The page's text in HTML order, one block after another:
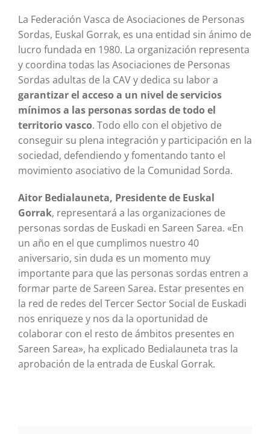
La Federación Vasca de Asociaciones de Personas
Sordas, Euskal Gorrak, es una entidad sin ánimo de
lucro fundada en 1980. La organización representa
y coordina todas las Asociaciones de Personas
Sordas adultas de la CAV y dedica su labor a
garantizar el acceso a un nivel de servicios
mínimos a las personas sordas de todo el
territorio vasco. Todo ello con el objetivo de
conseguir su plena integración y participación en la
sociedad, defendiendo y fomentando tanto el
movimiento asociativo de la Comunidad Sorda.
Aitor Bedialauneta, Presidente de Euskal
Gorrak, representará a las organizaciones de
personas sordas de Euskadi en Sareen Sarea. «En
un año en el que cumplimos nuestro 40
aniversario, sin duda es un momento muy
importante para que las personas sordas entren a
formar parte de Sareen Sarea. Estar presentes en
la red de redes del Tercer Sector Social de Euskadi
nos enriqueze y nos da la oportunidad de
colaborar con el resto de ámbitos presentes en
Sareen Sarea», ha explicado Bedialauneta tras la
aprobación de la entrada de Euskal Gorrak.